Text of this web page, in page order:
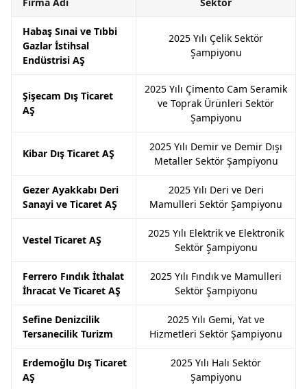
Habaş Sınai ve Tıbbi
Gazlar İstihsal
Endüstrisi AŞ
2025 Yılı Çelik Sektör
Şampiyonu
Şişecam Dış Ticaret
AŞ
2025 Yılı Çimento Cam Seramik
ve Toprak Ürünleri Sektör
Şampiyonu
Kibar Dış Ticaret AŞ
2025 Yılı Demir ve Demir Dışı
Metaller Sektör Şampiyonu
Gezer Ayakkabı Deri
Sanayi ve Ticaret AŞ
2025 Yılı Deri ve Deri
Mamulleri Sektör Şampiyonu
Vestel Ticaret AŞ
2025 Yılı Elektrik ve Elektronik
Sektör Şampiyonu
Ferrero Fındık İthalat
İhracat Ve Ticaret AŞ
2025 Yılı Fındık ve Mamulleri
Sektör Şampiyonu
Sefine Denizcilik
Tersanecilik Turizm
2025 Yılı Gemi, Yat ve
Hizmetleri Sektör Şampiyonu
Erdemoğlu Dış Ticaret
AŞ
2025 Yılı Halı Sektör
Şampiyonu